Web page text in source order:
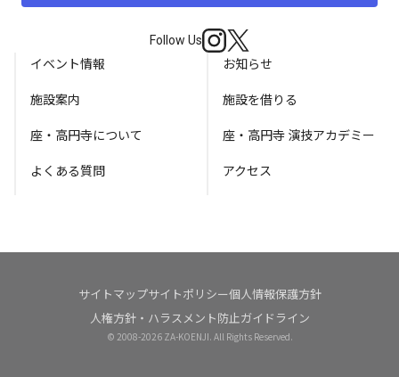
イベント情報
お知らせ
施設案内
施設を借りる
座・高円寺について
座・高円寺 演技アカデミー
よくある質問
アクセス
Follow Us
© 2008-2026 ZA-KOENJI. All Rights Reserved.
サイトマップサイトポリシー個人情報保護方針
人権方針・ハラスメント防止ガイドライン